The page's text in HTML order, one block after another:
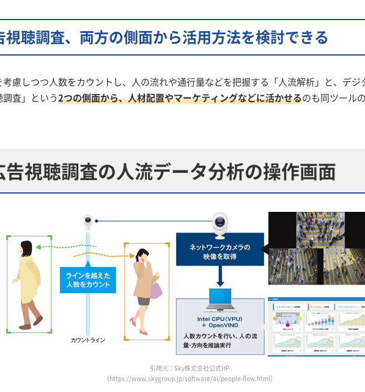
聴調査、両方の側面から活用方法を検討できる
慮しつつ人数をカウントし、人の流れや通行量などを把握する「人流解析」と、デ
査」という2つの側面から、人材配置やマーケティングなどに活かせるのも同ツール
視聴調査の人流データ分析の操作画面
引用元：Sky株式会社公式HP
（https://www.skygroup.jp/software/ai/people-flow.html）